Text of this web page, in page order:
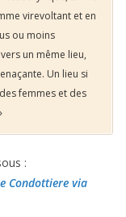
virevoltant et en
ou moins
un même lieu,
Un lieu si
femmes et des
:
Condottiere via